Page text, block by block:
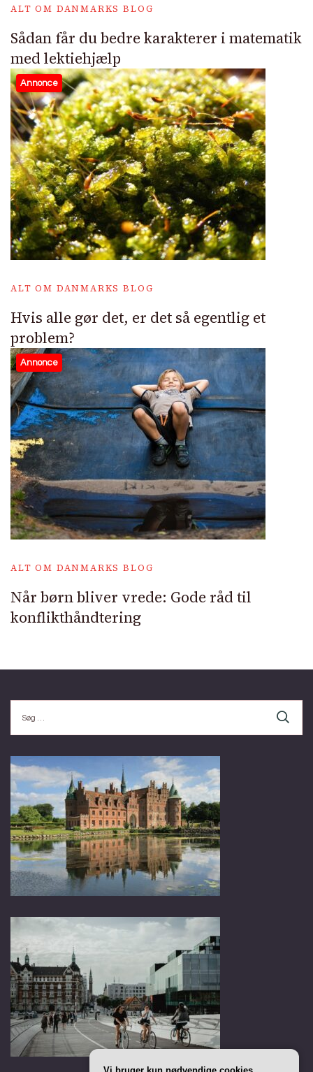
ALT OM DANMARKS BLOG
Sådan får du bedre karakterer i matematik
med lektiehjælp
Annonce
ALT OM DANMARKS BLOG
Hvis alle gør det, er det så egentlig et
problem?
Annonce
ALT OM DANMARKS BLOG
Når børn bliver vrede: Gode råd til
konflikthåndtering
efter: